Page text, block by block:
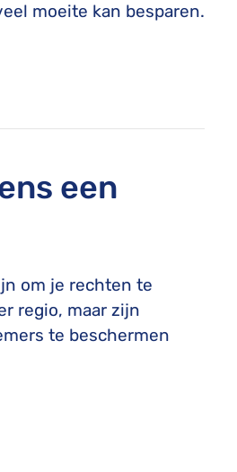
moeite kan besparen.
een
om je rechten te
regio, maar zijn
te beschermen